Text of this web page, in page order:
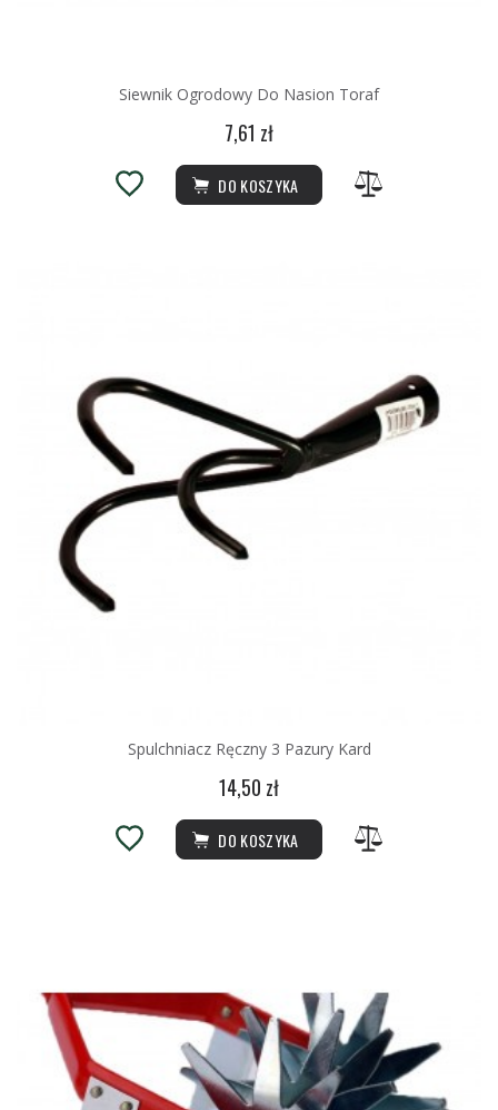
Siewnik Ogrodowy Do Nasion Toraf
7,61 zł
DO KOSZYKA
Spulchniacz Ręczny 3 Pazury Kard
14,50 zł
DO KOSZYKA